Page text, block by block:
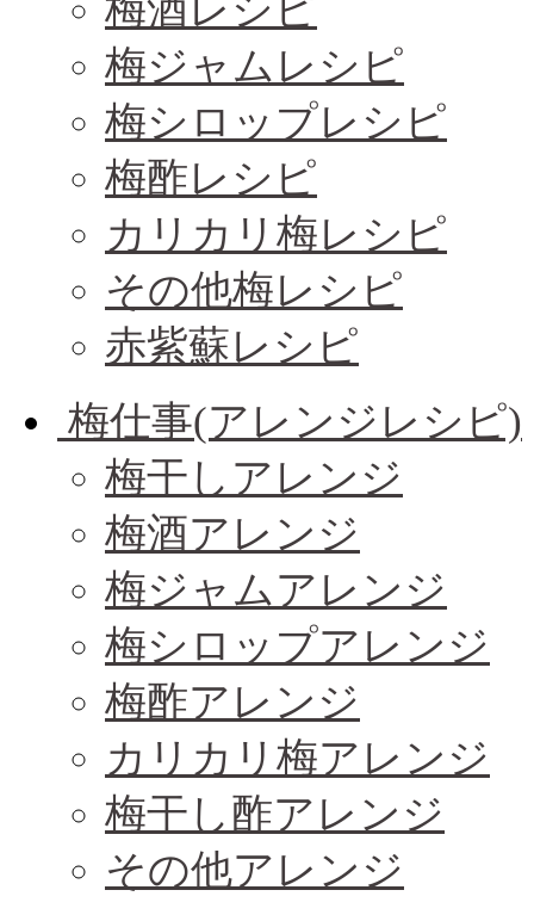
梅酒レシピ
梅ジャムレシピ
梅シロップレシピ
梅酢レシピ
カリカリ梅レシピ
その他梅レシピ
赤紫蘇レシピ
梅仕事(アレンジレシピ)
梅干しアレンジ
梅酒アレンジ
梅ジャムアレンジ
梅シロップアレンジ
梅酢アレンジ
カリカリ梅アレンジ
梅干し酢アレンジ
その他アレンジ